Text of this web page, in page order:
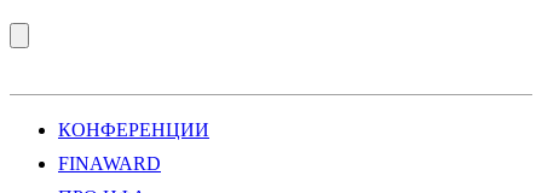
КОНФЕРЕНЦИИ
FINAWARD